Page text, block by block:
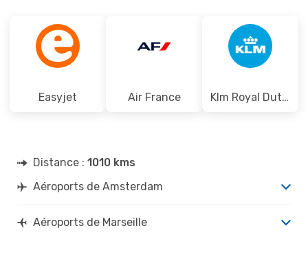
Easyjet Air France Klm Royal Dutch Airlines
Distance : 1010 kms
Aéroports de Amsterdam
Aéroports de Marseille